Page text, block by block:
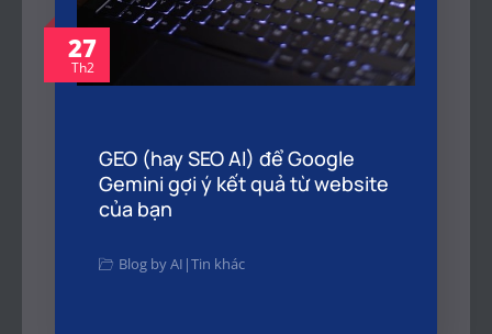
27
Th2
GEO (hay SEO AI) để Google
Gemini gợi ý kết quả từ website
của bạn
Blog by AI |Tin khác